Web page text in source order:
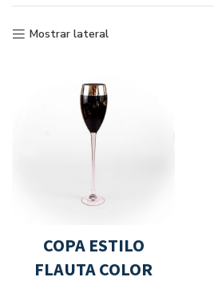
Mostrar lateral
COPA ESTILO
FLAUTA COLOR